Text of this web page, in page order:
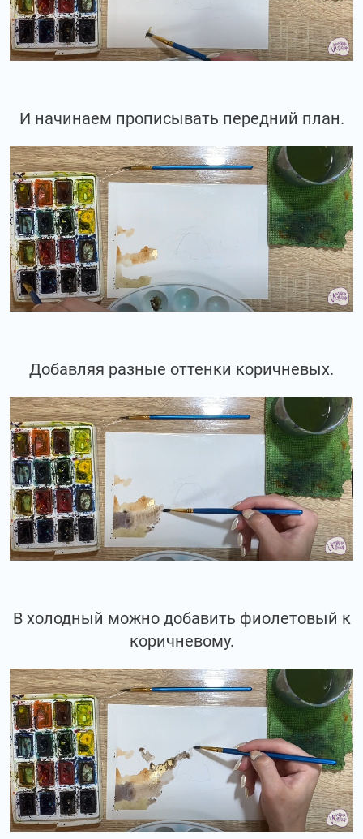
И начинаем прописывать передний план.
Добавляя разные оттенки коричневых.
В холодный можно добавить фиолетовый к
коричневому.